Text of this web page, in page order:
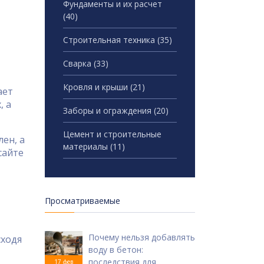
а
а
Фундаменты и их расчет
(40)
Строительная техника (35)
Сварка (33)
Кровля и крыши (21)
Заборы и ограждения (20)
Цемент и строительные
материалы (11)
Просматриваемые
17 фев
Почему нельзя добавлять
воду в бетон: